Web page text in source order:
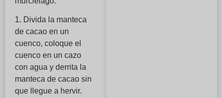
1. Divida la manteca
de cacao en un
cuenco, coloque el
cuenco en un cazo
con agua y derrita la
manteca de cacao sin
que llegue a hervir.